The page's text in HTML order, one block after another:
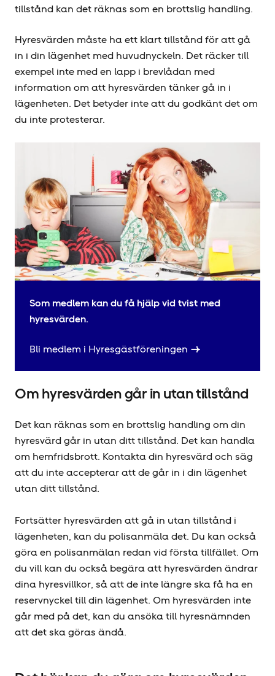
tillstånd kan det räknas som en brottslig handling.
Hyresvärden måste ha ett klart tillstånd för att gå
in i din lägenhet med huvudnyckeln. Det räcker till
exempel inte med en lapp i brevlådan med
information om att hyresvärden tänker gå in i
lägenheten. Det betyder inte att du godkänt det om
du inte protesterar.
Som medlem kan du få hjälp vid tvist med
hyresvärden.
Bli medlem i Hyresgäst­föreningen
Om hyresvärden går in utan tillstånd
Det kan räknas som en brottslig handling om din
hyresvärd går in utan ditt tillstånd. Det kan handla
om hemfridsbrott. Kontakta din hyresvärd och säg
att du inte accepterar att de går in i din lägenhet
utan ditt tillstånd.
Fortsätter hyresvärden att gå in utan tillstånd i
lägenheten, kan du polisanmäla det. Du kan också
göra en polisanmälan redan vid första tillfället. Om
du vill kan du också begära att hyresvärden ändrar
dina hyresvillkor, så att de inte längre ska få ha en
reservnyckel till din lägenhet. Om hyresvärden inte
går med på det, kan du ansöka till hyresnämnden
att det ska göras ändå.